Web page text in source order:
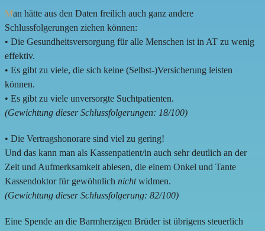
Man hätte aus den Daten freilich auch ganz andere
Schlussfolgerungen ziehen können:
• Die Gesundheitsversorgung für alle Menschen ist in AT zu wenig
effektiv.
• Es gibt zu viele, die sich keine (Selbst-)Versicherung leisten
können.
• Es gibt zu viele unversorgte Suchtpatienten.
(Gewichtung dieser Schlussfolgerungen: 18/100)
• Die Vertragshonorare sind viel zu gering!
Und das kann man als Kassenpatient/in auch sehr deutlich an der
Zeit und Aufmerksamkeit ablesen, die einem Onkel und Tante
Kassendoktor für gewöhnlich nichtwidmen.
(Gewichtung dieser Schlussfolgerung: 82/100)
Eine Spende an die Barmherzigen Brüder ist übrigens steuerlich